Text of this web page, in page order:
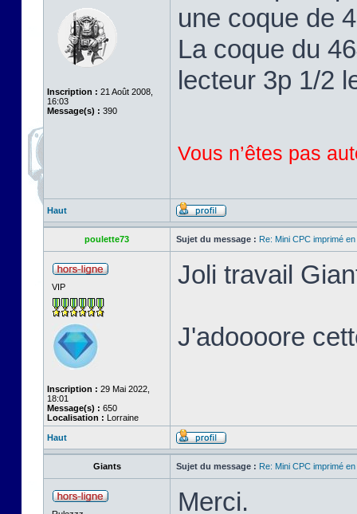
Inscription : 21 Août 2008,
16:03
Message(s) : 390
une coque de
La coque du
lecteur 3p 1/2
Vous n’êtes pas
Haut
poulette73 Sujet du message : Re: Mini CPC imprimé
VIP
Inscription : 29 Mai 2022,
18:01
Message(s) : 650
Localisation : Lorraine
Joli travail
J'adoooore
Haut
Giants Sujet du message : Re: Mini CPC imprimé
Merci.